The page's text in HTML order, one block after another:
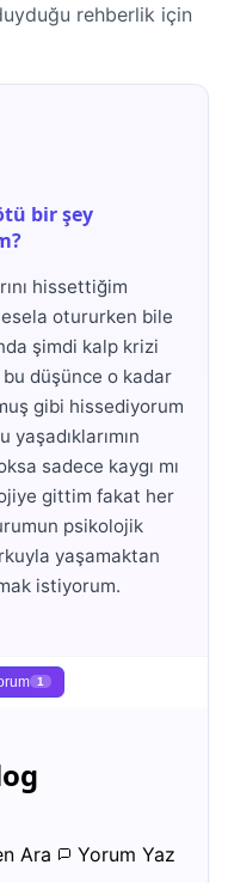
rehberlik için
bir şey
hissettiğim
otururken bile
şimdi kalp krizi
düşünce o kadar
gibi hissediyorum
sadece kaygı mı
gittim fakat her
psikolojik
yaşamaktan
istiyorum.
1
Ara
Yorum Yaz